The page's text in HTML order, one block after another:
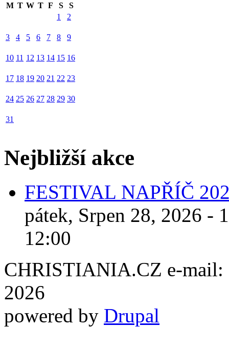
M T W T F S
S
1
2
3 4 5 6 7 8 9
10 11 12 13 14 15 16
17 18 19 20 21 22 23
24 25 26 27 28 29 30
31
Nejbližší akce
FESTIVAL NAPŘÍČ
pátek, Srpen 28, 2026 -
12:00
CHRISTIANIA.CZ e-mail:
2026
powered by Drupal